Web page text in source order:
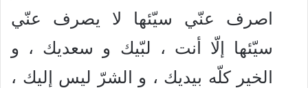
اصرف عنّي سيّئها لا يصرف عنّي
سيّئها إلّا أنت ، لبّيك و سعديك ، و
الخير كلّه بيديك ، و الشرّ ليس إليك ،